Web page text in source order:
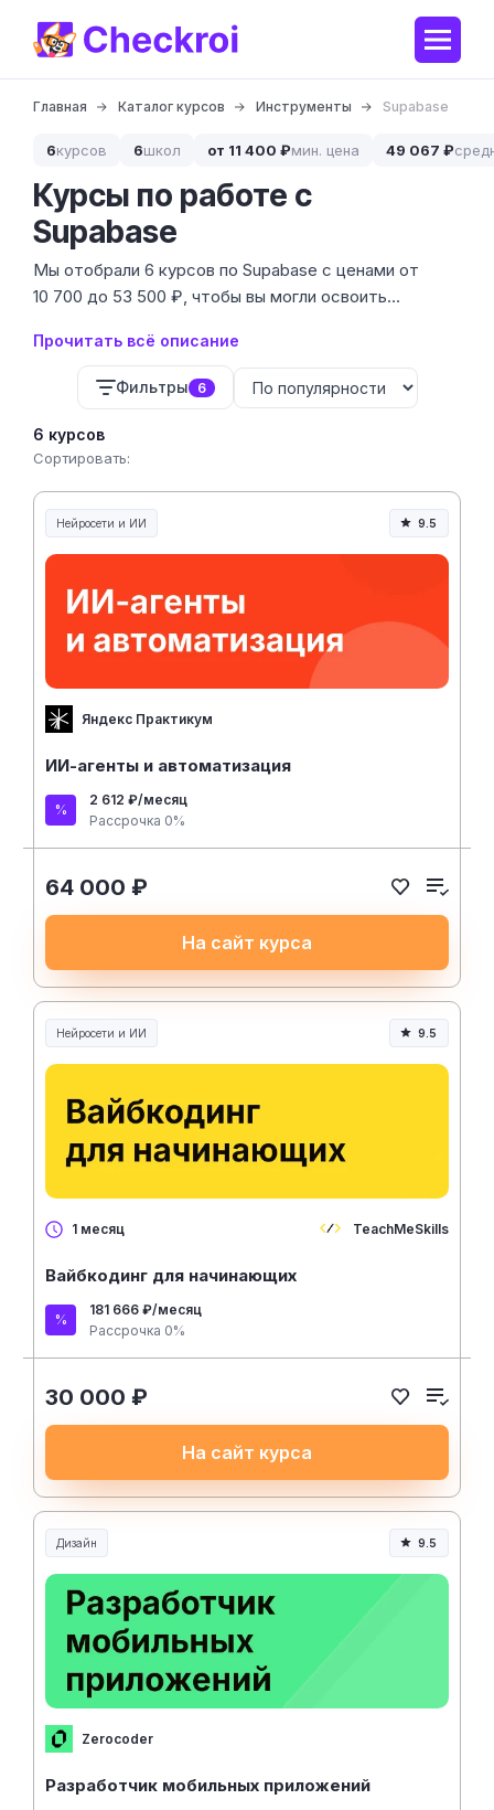
Главная Каталог курсов Инструменты Supabase
6курсов 6школ от 11 400 ₽мин. цена 49 067 ₽
Курсы по работе с
Supabase
Мы отобрали 6 курсов по Supabase с ценами от
10 700 до 53 500 ₽, чтобы вы могли освоить
инструмент объединяет мощь PostgreSQL, систему
аутентификации и Realtime-подписки в одном
флаконе. Редакция Checkroi изучила предложения 3
школ, отсеяв программы с устаревшим контентом и
теорией без практики.
Прочитать всё описание
Фильтры 6
6 курсов
Сортировать:
Нейросети и ИИ
Нейросети и искусственный интеллект
9.5
Яндекс Практикум
ИИ-агенты и автоматизация
2 612 ₽/месяц
Рассрочка 0%
64 000 ₽
На сайт курса
Нейросети и ИИ
Нейросети и искусственный интеллект
9.5
1 месяц TeachMeSkills
Вайбкодинг для начинающих
181 666 ₽/месяц
Рассрочка 0%
30 000 ₽
На сайт курса
Дизайн 9.5
Zerocoder
Разработчик мобильных приложений